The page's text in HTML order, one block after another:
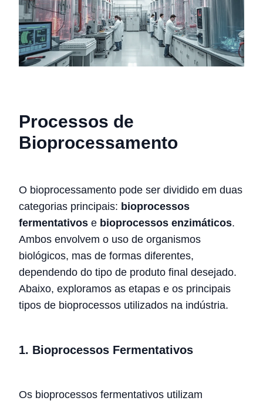
Processos de
Bioprocessamento
O bioprocessamento pode ser dividido em duas
categorias principais: bioprocessos
fermentativos e bioprocessos enzimáticos.
Ambos envolvem o uso de organismos
biológicos, mas de formas diferentes,
dependendo do tipo de produto final desejado.
Abaixo, exploramos as etapas e os principais
tipos de bioprocessos utilizados na indústria.
1. Bioprocessos Fermentativos
Os bioprocessos fermentativos utilizam